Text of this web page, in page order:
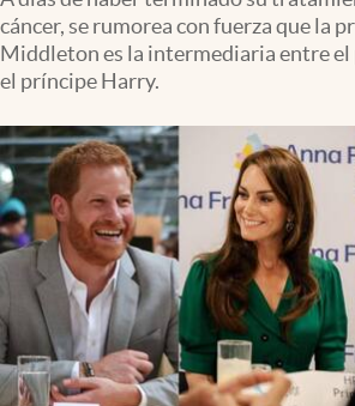
Tv
Clima
Mediakit
abre en nueva pestaña
México
cáncer, se rumorea con fuerza que la
Middleton es la intermediaria entre
el príncipe Harry.